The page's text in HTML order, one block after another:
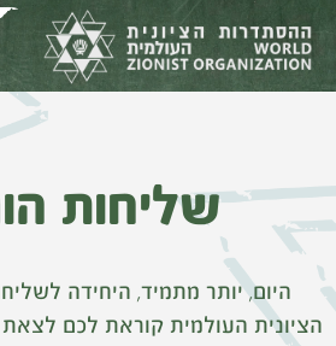
שליחות
היום, יותר מתמיד, היחידה
הציונית העולמית קוראת לכם